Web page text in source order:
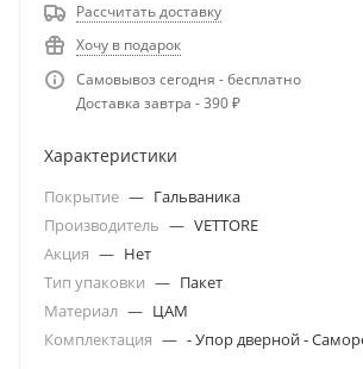
Рассчитать доставку
Хочу в подарок
Самовывоз сегодня - бесплатно
Доставка завтра - 390 ₽
Характеристики
Покрытие — Гальваника
Производитель — VETTORE
Акция — Нет
Тип упаковки — Пакет
Материал — ЦАМ
Комплектация — - Упор дверной -